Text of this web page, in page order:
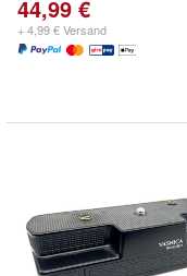
44,99 €
+ 4,99 € Versand